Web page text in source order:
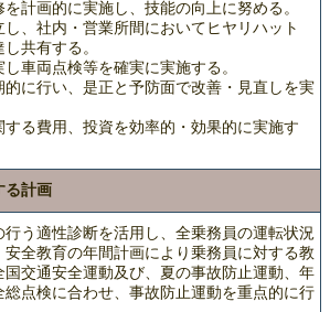
計画的に実施し、技能の向上に努める。
、社内・営業所間においてヒヤリハット
共有する。
車両点検等を確実に実施する。
に行い、是正と予防面で改善・見直しを実
る費用、投資を効率的・効果的に実施す
る計画
行う適性診断を活用し、全乗務員の運転状況
全教育の年間計画により乗務員に対する教
交通安全運動及び、夏の事故防止運動、年
点検に合わせ、事故防止運動を重点的に行